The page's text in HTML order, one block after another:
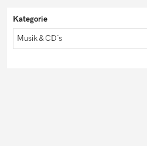
Kategorie
Musik & CD´s